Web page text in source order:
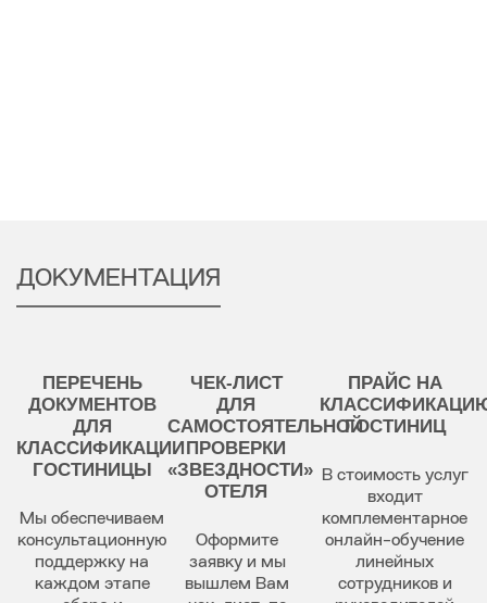
ДОКУМЕНТАЦИЯ
ПЕРЕЧЕНЬ
ДОКУМЕНТОВ
ДЛЯ
КЛАССИФИКАЦИИ
ГОСТИНИЦЫ
Мы обеспечиваем
консультационную
поддержку на
каждом этапе
ЧЕК-ЛИСТ
ДЛЯ
САМОСТОЯТЕЛЬНОЙ
ПРОВЕРКИ
«ЗВЕЗДНОСТИ»
ОТЕЛЯ
Оформите
заявку и мы
вышлем Вам
ПРАЙС НА
ГОСТИНИЦ
В стоимость услуг
входит
комплементарное
онлайн-обучение
линейных
сотрудников и